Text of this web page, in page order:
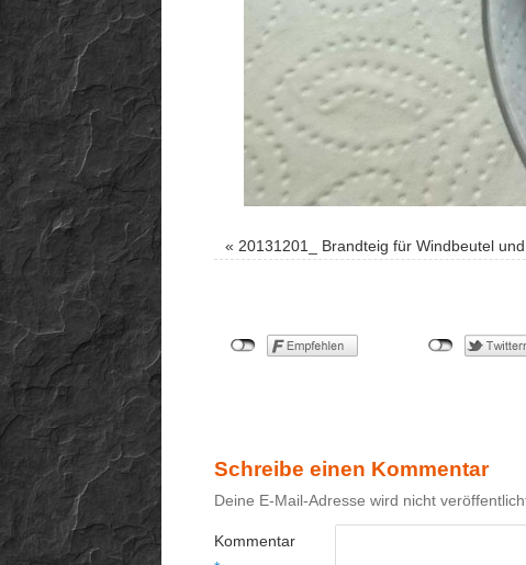
« 20131201_ Brandteig für Windbeutel
Schreibe einen Kommentar
Deine E-Mail-Adresse wird nicht
Kommentar